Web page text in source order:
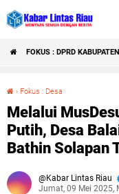
FOKUS : DPRD
› Fokus : Desa
Melalui
Putih, Desa
Bathin Solapan
Kabar Lintas Riau
Jumat, 09 Mei 2025,